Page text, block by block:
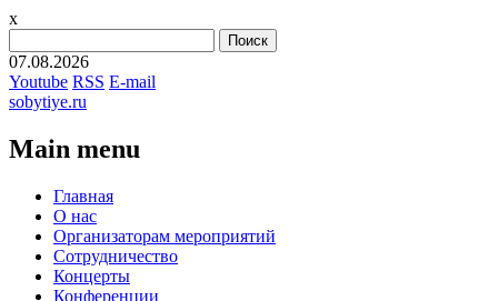
x
07.08.2026
Youtube RSS E-mail
sobytiye.ru
Main menu
Skip
content
Главная
О нас
Организаторам мероприятий
Сотрудничество
Концерты
Конференции